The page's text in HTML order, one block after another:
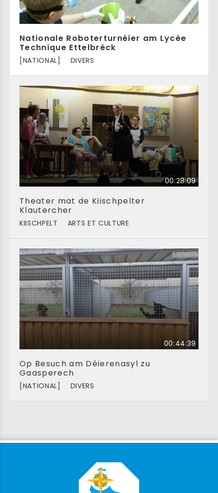
Nationale Roboterturnéier am Lycée
Technique Ettelbréck
[NATIONAL] DIVERS
00:28:09
Theater mat de Kiischpelter
Klautercher
KIISCHPELT ARTS ET CULTURE
00:44:39
Op Besuch am Déierenasyl zu
Gaasperech
[NATIONAL] DIVERS